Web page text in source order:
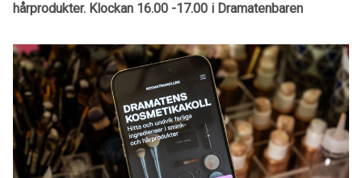
hårprodukter. Klockan 16.00 -17.00 i Dramatenbaren